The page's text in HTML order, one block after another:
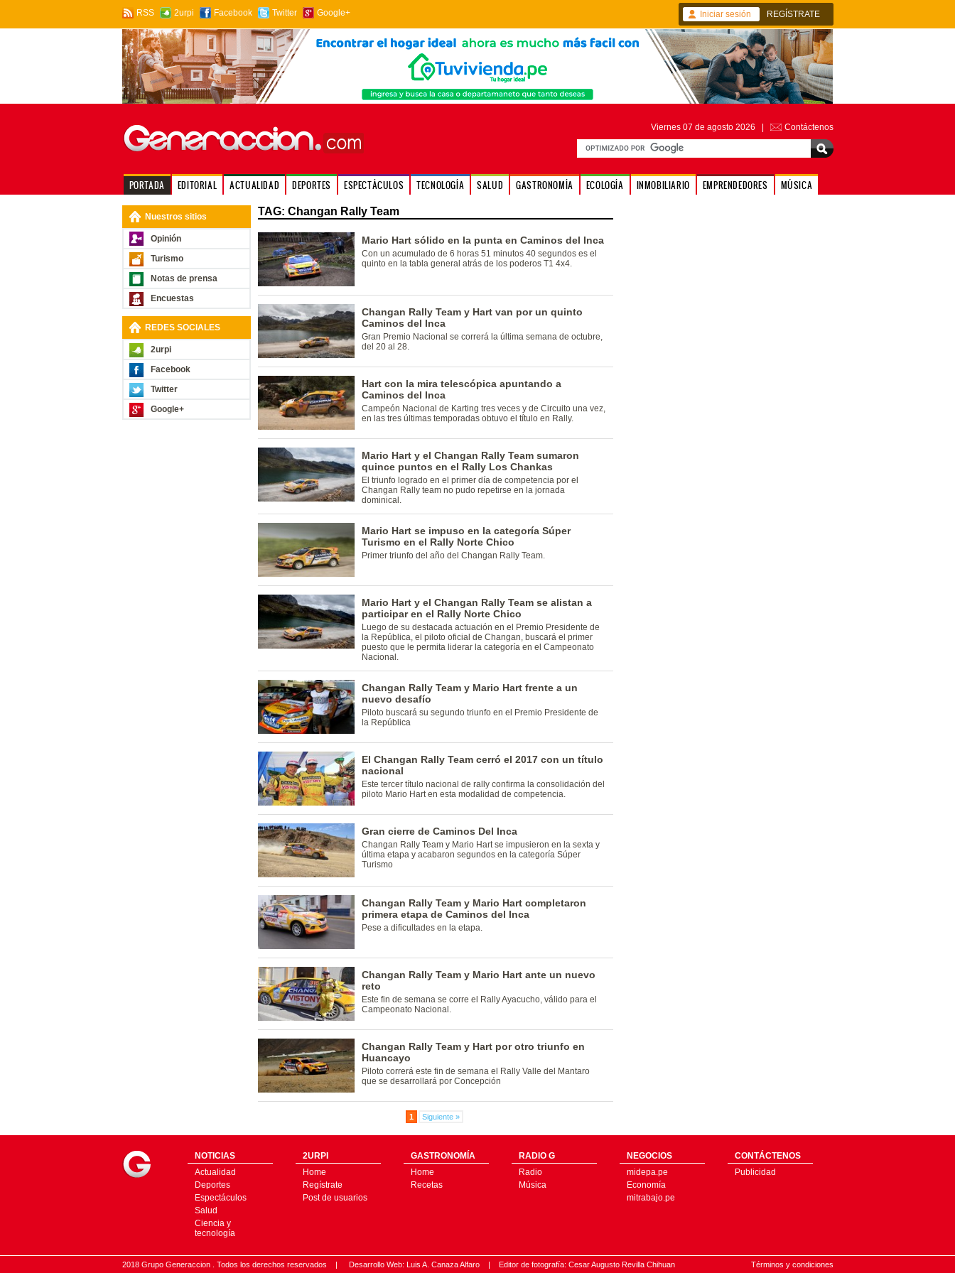
RSS 2urpi Facebook Twitter Google+ Iniciar sesión REGÍSTRATE
Viernes 07 de agosto 2026 | Contáctenos
PORTADA EDITORIAL ACTUALIDAD DEPORTES ESPECTÁCULOS TECNOLOGÍA SALUD GASTRONOMÍA ECOLOGÍA INMOBILIARIO EMPRENDEDORES MÚSICA
Nuestros sitios
Opinión
Turismo
Notas de prensa
Encuestas
REDES SOCIALES
2urpi
Facebook
Twitter
Google+
TAG: Changan Rally Team
Mario Hart sólido en la punta en Caminos del Inca
Con un acumulado de 6 horas 51 minutos 40 segundos es el
quinto en la tabla general atrás de los poderos T1 4x4.
Changan Rally Team y Hart van por un quinto
Caminos del Inca
Gran Premio Nacional se correrá la última semana de octubre,
del 20 al 28.
Hart con la mira telescópica apuntando a
Caminos del Inca
Campeón Nacional de Karting tres veces y de Circuito una vez,
en las tres últimas temporadas obtuvo el título en Rally.
Mario Hart y el Changan Rally Team sumaron
quince puntos en el Rally Los Chankas
El triunfo logrado en el primer día de competencia por el
Changan Rally team no pudo repetirse en la jornada
dominical.
Mario Hart se impuso en la categoría Súper
Turismo en el Rally Norte Chico
Primer triunfo del año del Changan Rally Team.
Mario Hart y el Changan Rally Team se alistan a
participar en el Rally Norte Chico
Luego de su destacada actuación en el Premio Presidente de
la República, el piloto oficial de Changan, buscará el primer
puesto que le permita liderar la categoría en el Campeonato
Nacional.
Changan Rally Team y Mario Hart frente a un
nuevo desafío
Piloto buscará su segundo triunfo en el Premio Presidente de
la República
El Changan Rally Team cerró el 2017 con un título
nacional
Este tercer título nacional de rally confirma la consolidación del
piloto Mario Hart en esta modalidad de competencia.
Gran cierre de Caminos Del Inca
Changan Rally Team y Mario Hart se impusieron en la sexta y
última etapa y acabaron segundos en la categoría Súper
Turismo
Changan Rally Team y Mario Hart completaron
primera etapa de Caminos del Inca
Pese a dificultades en la etapa.
Changan Rally Team y Mario Hart ante un nuevo
reto
Este fin de semana se corre el Rally Ayacucho, válido para el
Campeonato Nacional.
Changan Rally Team y Hart por otro triunfo en
Huancayo
Piloto correrá este fin de semana el Rally Valle del Mantaro
que se desarrollará por Concepción
1 Siguiente »
NOTICIAS
Actualidad
Deportes
Espectáculos
Salud
Ciencia y
tecnología
2URPI
Home
Regístrate
Post de usuarios
GASTRONOMÍA
Home
Recetas
RADIO G
Radio
Música
NEGOCIOS
midepa.pe
Economía
mitrabajo.pe
CONTÁCTENOS
Publicidad
2018 Grupo Generaccion . Todos los derechos reservados | Desarrollo Web: Luis A. Canaza Alfaro | Editor de fotografía: Cesar Augusto Revilla Chihuan Términos y condiciones